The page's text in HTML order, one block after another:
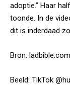
adoptie.” Haar
toonde. In de
dit is inderdaad
Bron: ladbible.com
Beeld: TikTok